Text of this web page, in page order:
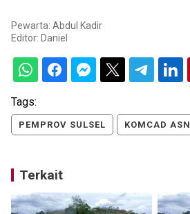
Pewarta: Abdul Kadir
Editor: Daniel
Tags:
PEMPROV SULSEL KOMCAD ASN
Terkait